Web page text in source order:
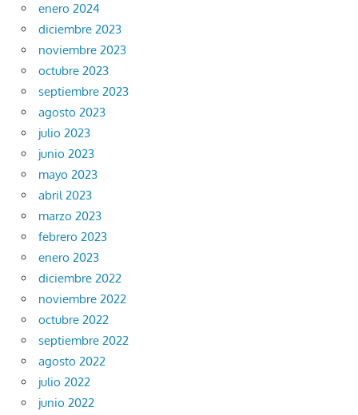
enero 2024
diciembre 2023
noviembre 2023
octubre 2023
septiembre 2023
agosto 2023
julio 2023
junio 2023
mayo 2023
abril 2023
marzo 2023
febrero 2023
enero 2023
diciembre 2022
noviembre 2022
octubre 2022
septiembre 2022
agosto 2022
julio 2022
junio 2022